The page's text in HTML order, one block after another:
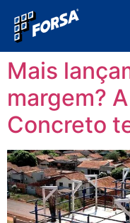
Mais
margem?
Concreto